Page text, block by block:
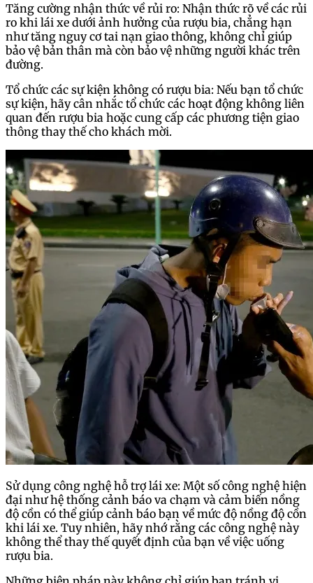
Tăng cường nhận thức về rủi ro: Nhận thức rõ về các rủi
ro khi lái xe dưới ảnh hưởng của rượu bia, chẳng hạn
như tăng nguy cơ tai nạn giao thông, không chỉ giúp
bảo vệ bản thân mà còn bảo vệ những người khác trên
đường.
Tổ chức các sự kiện không có rượu bia: Nếu bạn tổ chức
sự kiện, hãy cân nhắc tổ chức các hoạt động không liên
quan đến rượu bia hoặc cung cấp các phương tiện giao
thông thay thế cho khách mời.
Sử dụng công nghệ hỗ trợ lái xe: Một số công nghệ hiện
đại như hệ thống cảnh báo va chạm và cảm biến nồng
độ cồn có thể giúp cảnh báo bạn về mức độ nồng độ cồn
khi lái xe. Tuy nhiên, hãy nhớ rằng các công nghệ này
không thể thay thế quyết định của bạn về việc uống
rượu bia.